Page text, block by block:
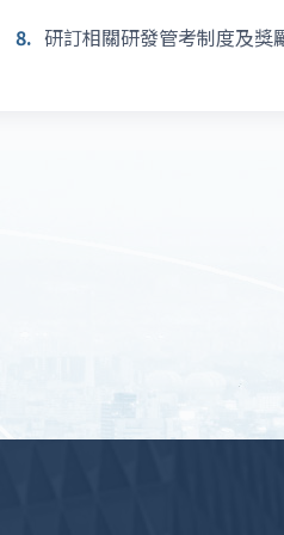
8. 研訂相關研發管考制度及獎